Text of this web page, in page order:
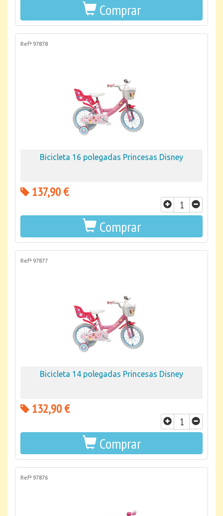
Comprar
Refª 97878
Bicicleta 16 polegadas Princesas Disney
137,90 €
Comprar
Refª 97877
Bicicleta 14 polegadas Princesas Disney
132,90 €
Comprar
Refª 97876